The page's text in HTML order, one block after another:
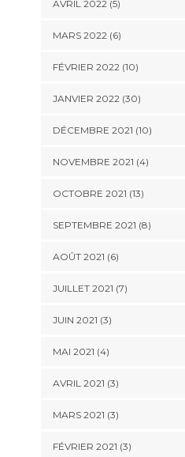
AVRIL 2022 (5)
MARS 2022 (6)
FÉVRIER 2022 (10)
JANVIER 2022 (30)
DÉCEMBRE 2021 (10)
NOVEMBRE 2021 (4)
OCTOBRE 2021 (13)
SEPTEMBRE 2021 (8)
AOÛT 2021 (6)
JUILLET 2021 (7)
JUIN 2021 (3)
MAI 2021 (4)
AVRIL 2021 (3)
MARS 2021 (3)
FÉVRIER 2021 (3)